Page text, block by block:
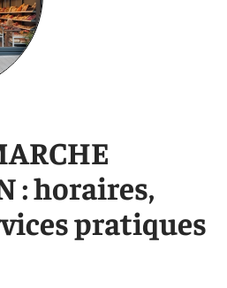
: horaires,
pratiques